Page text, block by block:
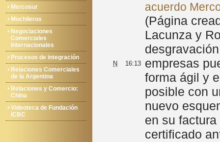
Mercosur
Mochileros
Negociaciones
Comerciales
Internacionales
Procesos de integración
Relaciones Comerciales
de la Argentina
Relaciones y Comercio:
China
Videoteca de Fundación
ICBC
N 16:13
acuerdo
(Página
Lacunza y
empresas
forma ágil y
posible con
nuevo
en su
certificado